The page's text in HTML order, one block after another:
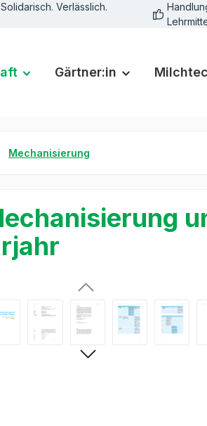
Verlässlich.
Gärtner:in
Mechanisierung
überspringen